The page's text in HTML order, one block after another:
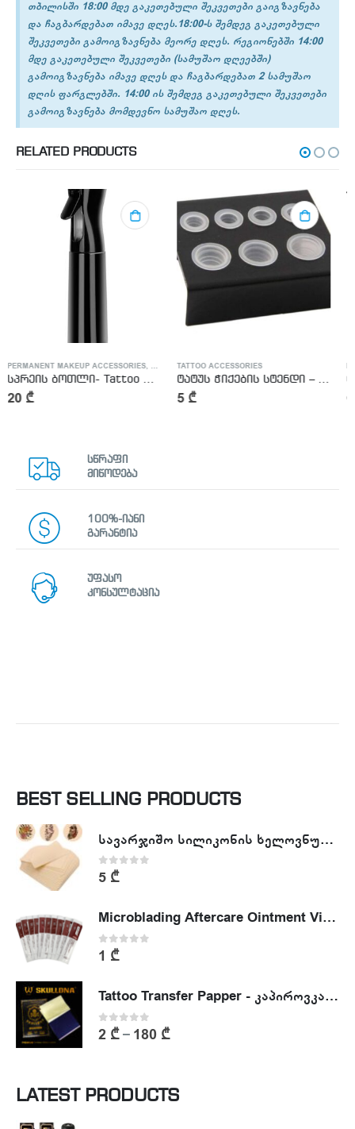
თბილისში 18:00 მდე გაკეთებული შეკვეთები გაიგზავნება
და ჩაგბარდებათ იმავე დღეს.18:00-ს შემდეგ გაკეთებული
შეკვეთები გამოიგზავნება მეორე დღეს. რეგიონებში 14:00
მდე გაკეთებული შეკვეთები (სამუშაო დღეებში)
გამოიგზავნება იმავე დღეს და ჩაგბარდებათ 2 სამუშაო
დღის ფარგლებში. 14:00 ის შემდეგ გაკეთებული შეკვეთები
გამოიგზავნება მომდევნო სამუშაო დღეს.
RELATED PRODUCTS
ACCESSORIES
TATTOO ACCESSORIES
5₾
PERMANENT MAKEUP ACCESSORIES
ტატუს საპნის ბოთლი – Blue Soap Bottle
6₾
სწრაფი
მიწოდება
100%-იანი
გარანტია
უფასო
კონსულტაცია
BEST SELLING PRODUCTS
სავარჯიშო სილიკონის ხელოვნური კანი - Tattoo Practike skin
0out of 5
5 ₾
Microblading Aftercare Ointment Vitamin A&D
0 out of 5
1 ₾
Tattoo Transfer Papper - კაპიროვკა - ტატუს ესკიზის კოპირების ქაღალდი
0out of 5
2 ₾– 180 ₾
LATEST PRODUCTS